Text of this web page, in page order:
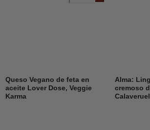
Queso Vegano de feta en
aceite Lover Dose, Veggie
Karma
Alma:
cremoso